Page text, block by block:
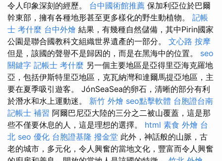
令人印象深刻的經歷。 台中國術館推薦 保加利亞位於巴爾
幹東部，擁有各種地形甚至更多樣化的野生動植物。 記帳
士 考什麼 台中外燴 結果，有幾種自然儲備，其中Pirin國家
公園是聯合國教科文組織世界遺產的一部分。 文心路 按摩
但是，該國的聲譽不是歸因的，而是在黑海中的位置。 seo
關鍵字 記帳士 考什麼 另一個主要地區是亞得里亞海克羅地
亞，包括伊斯特里亞地區，克瓦納灣和達爾馬提亞地區，主
要在夏季吸引遊客。 JónSeaSea的卵石，清晰的部分有利
於潛水和水上運動迷。 新竹 外燴 seo點擊軟體 台胞證台南
記帳士 補習 阿爾巴尼亞大陸的三分之二被山覆蓋，這是那
些不僅要休息的人，這是理想的選擇。 html 素食 外燴 台
北 seo 優化 台胞證基隆 撥金堂 此外，神話般的山脈，古
老的城市，多元化，令人興奮的當地文化，豐富而令人興奮